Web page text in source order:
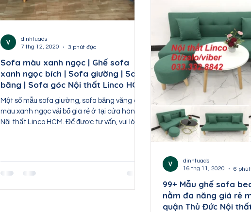
Sofa màu xanh ngọc | Ghế sofa
xanh ngọc bích | Sofa giường | Sofa
băng | Sofa góc Nội thất Linco HCM
Một số mẫu sofa giường, sofa băng văng dài
màu xanh ngọc vải bố giá rẻ ở tại cửa hàng
Nội thất Linco HCM. Để được tư vấn, vui lòng
dinhtuads
7 thg 12, 2020
3 phút đọc
99+ Mẫu ghế sofa
nằm đa năng giá rẻ
quận Thủ Đức Nội thất
dinhtuads
16 thg 11, 2020
6